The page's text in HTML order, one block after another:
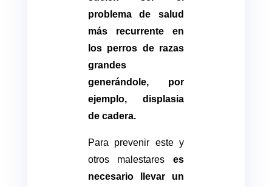
problema de salud
más recurrente en
los perros de razas
grandes
generándole, por
ejemplo, displasia
de cadera.
Para prevenir este y
otros malestareses
necesario llevar un